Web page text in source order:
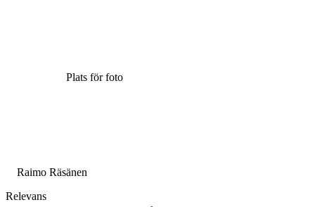
Plats för foto
Raimo Räsänen
Relevans